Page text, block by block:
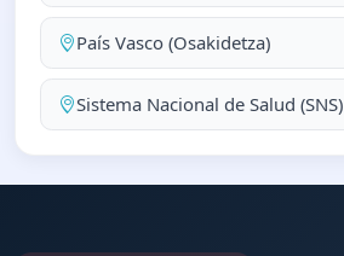
País Vasco (Osakidetza)
Sistema Nacional de Salud (SNS)